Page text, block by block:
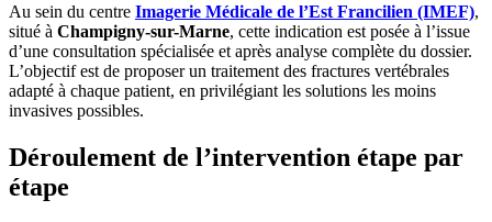
Au sein du centre Imagerie Médicale de l’Est Francilien (IMEF),
situé à Champigny-sur-Marne, cette indication est posée à l’issue
d’une consultation spécialisée et après analyse complète du dossier.
L’objectif est de proposer un traitement des fractures vertébrales
adapté à chaque patient, en privilégiant les solutions les moins
invasives possibles.
Déroulement de l’intervention étape par
étape